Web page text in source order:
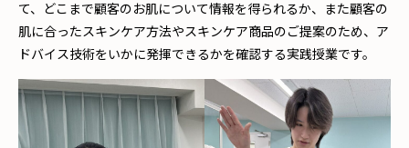
て、どこまで顧客のお肌について情報を得られるか、また顧客の
肌に合ったスキンケア方法やスキンケア商品のご提案のため、ア
ドバイス技術をいかに発揮できるかを確認する実践授業です。